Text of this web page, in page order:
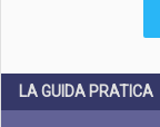
LA GUIDA PRATICA